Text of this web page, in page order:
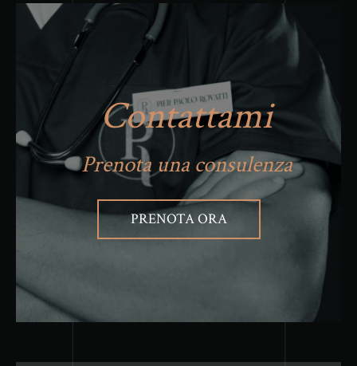
Contattami
Prenota una consulenza
PRENOTA ORA